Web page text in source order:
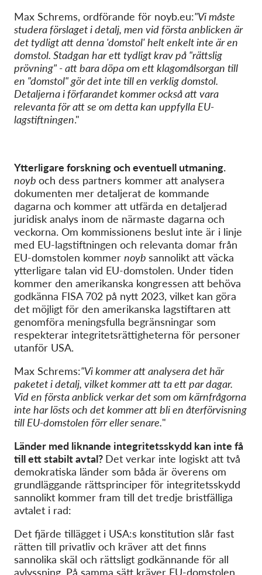
Max Schrems, ordförande för noyb.eu:"Vi måste
studera förslaget i detalj, men vid första anblicken är
det tydligt att denna 'domstol' helt enkelt inte är en
domstol. Stadgan har ett tydligt krav på "rättslig
prövning" - att bara döpa om ett klagomålsorgan till
en "domstol" gör det inte till en verklig domstol.
Detaljerna i förfarandet kommer också att vara
relevanta för att se om detta kan uppfylla EU-
lagstiftningen."
Ytterligare forskning och eventuell utmaning.
noyb och dess partners kommer att analysera
dokumenten mer detaljerat de kommande
dagarna och kommer att utfärda en detaljerad
juridisk analys inom de närmaste dagarna och
veckorna. Om kommissionens beslut inte är i linje
med EU-lagstiftningen och relevanta domar från
EU-domstolen kommer noyb sannolikt att väcka
ytterligare talan vid EU-domstolen. Under tiden
kommer den amerikanska kongressen att behöva
godkänna FISA 702 på nytt 2023, vilket kan göra
det möjligt för den amerikanska lagstiftaren att
genomföra meningsfulla begränsningar som
respekterar integritetsrättigheterna för personer
utanför USA.
Max Schrems:"Vi kommer att analysera det här
paketet i detalj, vilket kommer att ta ett par dagar.
Vid en första anblick verkar det som om kärnfrågorna
inte har lösts och det kommer att bli en återförvisning
till EU-domstolen förr eller senare."
Länder med liknande integritetsskydd kan inte få
till ett stabilt avtal? Det verkar inte logiskt att två
demokratiska länder som båda är överens om
grundläggande rättsprinciper för integritetsskydd
sannolikt kommer fram till det tredje bristfälliga
avtalet i rad:
Det fjärde tillägget i USA:s konstitution slår fast
rätten till privatliv och kräver att det finns
sannolika skäl och rättsligt godkännande för all
avlyssning. På samma sätt kräver EU-domstolen